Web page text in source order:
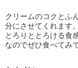
クリームのコクとふ
分にさせてくれます。
とろりととろける食
なのでぜひ食べてみ